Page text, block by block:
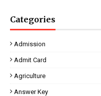
Categories
Admission
Admit Card
Agriculture
Answer Key